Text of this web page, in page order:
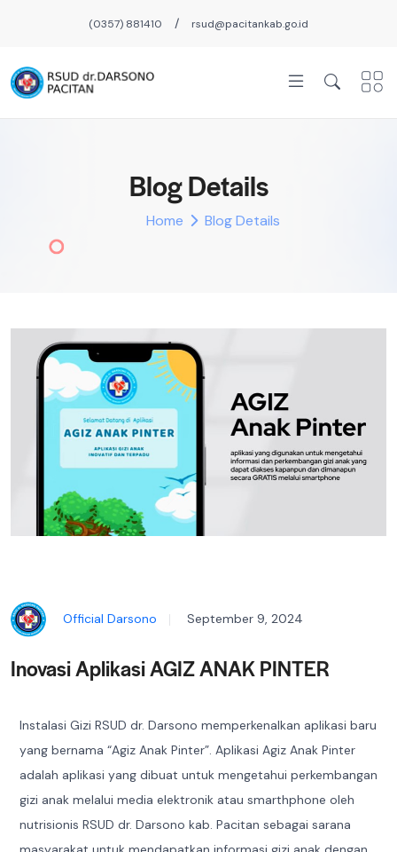
(0357) 881410 / rsud@pacitankab.go.id
Blog Details
Home Blog Details
Official Darsono September 9, 2024
Inovasi Aplikasi AGIZ ANAK PINTER
Instalasi Gizi RSUD dr. Darsono memperkenalkan aplikasi baru
yang bernama “Agiz Anak Pinter”. Aplikasi Agiz Anak Pinter
adalah aplikasi yang dibuat untuk mengetahui perkembangan
gizi anak melalui media elektronik atau smarthphone oleh
nutrisionis RSUD dr. Darsono kab. Pacitan sebagai sarana